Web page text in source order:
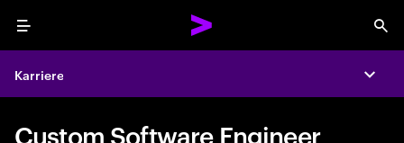
Menu
Karriere
Custom Software Engineer